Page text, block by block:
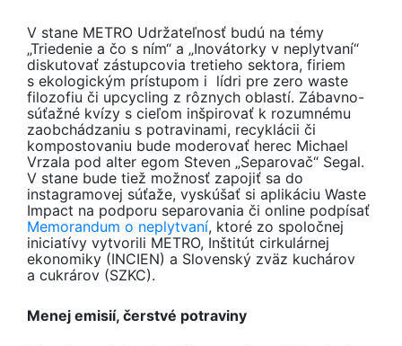
V stane METRO Udržateľnosť budú na témy
„Triedenie a čo s ním“ a „Inovátorky v neplytvaní“
diskutovať zástupcovia tretieho sektora, firiem
s ekologickým prístupom i lídri pre zero waste
filozofiu či upcycling z rôznych oblastí. Zábavno-
súťažné kvízy s cieľom inšpirovať k rozumnému
zaobchádzaniu s potravinami, recyklácii či
kompostovaniu bude moderovať herec Michael
Vrzala pod alter egom Steven „Separovač“ Segal.
V stane bude tiež možnosť zapojiť sa do
instagramovej súťaže, vyskúšať si aplikáciu Waste
Impact na podporu separovania či online podpísať
Memorandum o neplytvaní, ktoré zo spoločnej
iniciatívy vytvorili METRO, Inštitút cirkulárnej
ekonomiky (INCIEN) a Slovenský zväz kuchárov
a cukrárov (SZKC).
Menej emisií, čerstvé potraviny